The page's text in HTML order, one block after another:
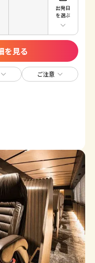
出発日
を選ぶ
を見る
ご注意